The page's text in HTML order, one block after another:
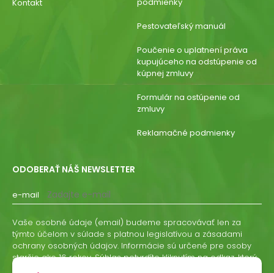
Kontakt
Pestovateľský manuál
Poučenie o uplatnení práva
kupujúceho na odstúpenie od
kúpnej zmluvy
Formulár na ostúpenie od
zmluvy
Reklamačné podmienky
ODOBERAŤ NÁŠ NEWSLETTER
e-mail
Vaše osobné údaje (email) budeme spracovávať len za
týmto účelom v súlade s platnou legislatívou a zásadami
ochrany osobných údajov. Informácie sú určené pre osoby
staršie ako 16 rokov. Súhlas potvrdíte kliknutím na odkaz, ktorý